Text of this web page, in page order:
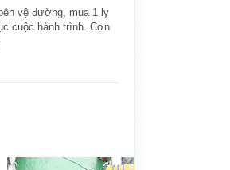
vệ đường, mua 1 ly
cuộc hành trình. Cơn